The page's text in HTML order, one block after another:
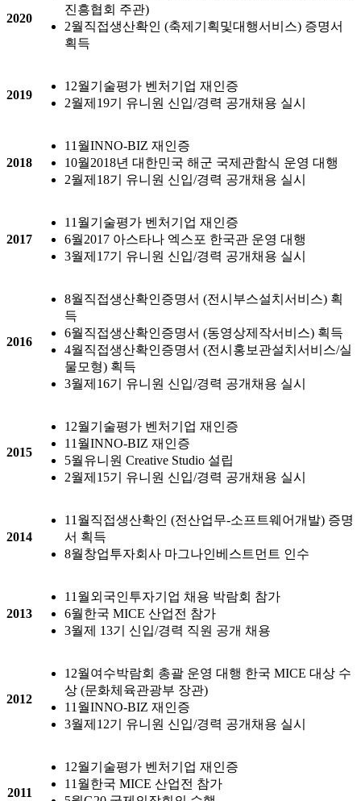
2020
진흥협회 주관)
2월직접생산확인 (축제기획및대행서비스) 증명서
획득
2019
12월기술평가 벤처기업 재인증
2월제19기 유니원 신입/경력 공개채용 실시
2018
11월INNO-BIZ 재인증
10월2018년 대한민국 해군 국제관함식 운영 대행
2월제18기 유니원 신입/경력 공개채용 실시
2017
11월기술평가 벤처기업 재인증
6월2017 아스타나 엑스포 한국관 운영 대행
3월제17기 유니원 신입/경력 공개채용 실시
2016
8월직접생산확인증명서 (전시부스설치서비스) 획
득
6월직접생산확인증명서 (동영상제작서비스) 획득
4월직접생산확인증명서 (전시홍보관설치서비스/실
물모형) 획득
3월제16기 유니원 신입/경력 공개채용 실시
2015
12월기술평가 벤처기업 재인증
11월INNO-BIZ 재인증
5월유니원 Creative Studio 설립
2월제15기 유니원 신입/경력 공개채용 실시
2014
11월직접생산확인 (전산업무-소프트웨어개발) 증명
서 획득
8월창업투자회사 마그나인베스트먼트 인수
2013
11월외국인투자기업 채용 박람회 참가
6월한국 MICE 산업전 참가
3월제 13기 신입/경력 직원 공개 채용
2012
12월여수박람회 총괄 운영 대행 한국 MICE 대상 수
상 (문화체육관광부 장관)
11월INNO-BIZ 재인증
3월제12기 유니원 신입/경력 공개채용 실시
2011
12월기술평가 벤처기업 재인증
11월한국 MICE 산업전 참가